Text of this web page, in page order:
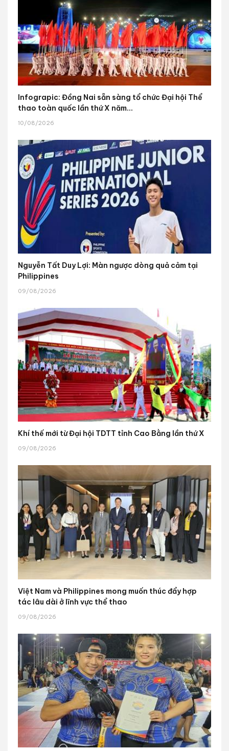
Infograpic: Đồng Nai sẵn sàng tổ chức Đại hội Thể
thao toàn quốc lần thứ X năm...
10/08/2026
Nguyễn Tất Duy Lợi: Màn ngược dòng quả cảm tại
Philippines
09/08/2026
Khí thế mới từ Đại hội TDTT tỉnh Cao Bằng lần thứ X
09/08/2026
Việt Nam và Philippines mong muốn thúc đẩy hợp
tác lâu dài ở lĩnh vực thể thao
09/08/2026